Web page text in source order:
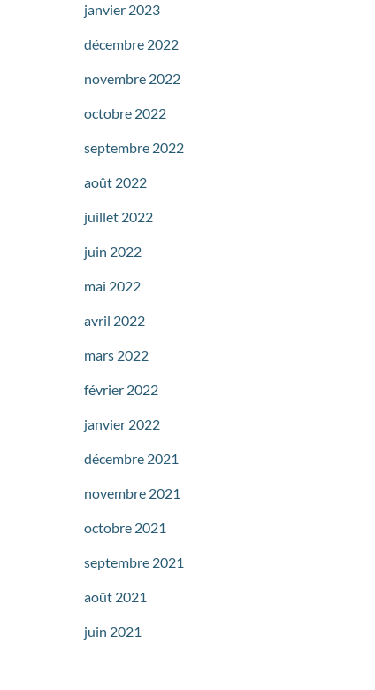
janvier 2023
décembre 2022
novembre 2022
octobre 2022
septembre 2022
août 2022
juillet 2022
juin 2022
mai 2022
avril 2022
mars 2022
février 2022
janvier 2022
décembre 2021
novembre 2021
octobre 2021
septembre 2021
août 2021
juin 2021